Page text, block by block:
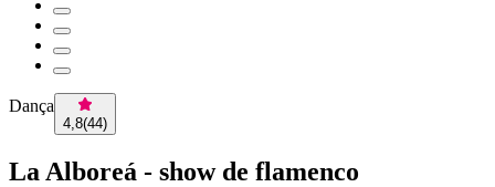
Dança
4,8(44)
La Alboreá - show de flamenco